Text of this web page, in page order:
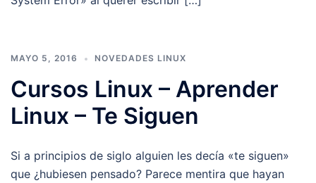
MAYO 5, 2016 NOVEDADES LINUX
Cursos Linux – Aprender
Linux – Te Siguen
Si a principios de siglo alguien les decía «te siguen»
que ¿hubiesen pensado? Parece mentira que hayan